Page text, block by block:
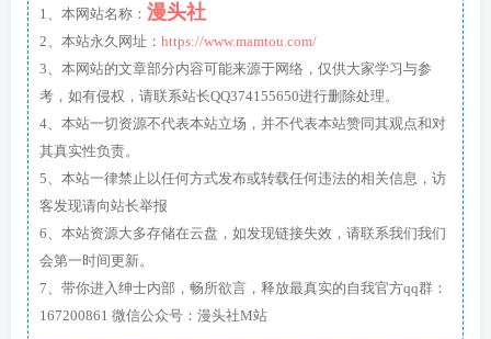
1、本网站名称： 漫头社
2、本站永久网址： https://www.mamtou.com/
3、本网站的文章部分内容可能来源于网络，仅供大家学习与参
考，如有侵权，请联系站长QQ374155650进行删除处理。
4、本站一切资源不代表本站立场，并不代表本站赞同其观点和对
其真实性负责。
5、本站一律禁止以任何方式发布或转载任何违法的相关信息，访
客发现请向站长举报
6、本站资源大多存储在云盘，如发现链接失效，请联系我们我们
会第一时间更新。
7、带你进入绅士内部，畅所欲言，释放最真实的自我官方qq群：
167200861 微信公众号：漫头社M站